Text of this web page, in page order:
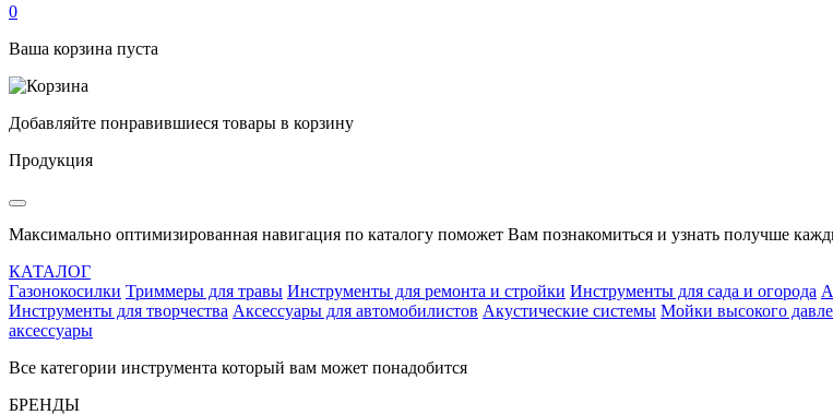
0
Ваша корзина пуста
Добавляйте понравившиеся товары в корзину
Продукция
Максимально оптимизированная навигация по каталогу поможет Вам познакомиться и узнать получше
КАТАЛОГ
Газонокосилки Триммеры для травы Инструменты для ремонта и стройки Инструменты для сада и огорода
Инструменты для творчества Аксессуары для автомобилистов Акустические системы Мойки высокого
аксессуары
Все категории инструмента который вам может понадобится
БРЕНДЫ